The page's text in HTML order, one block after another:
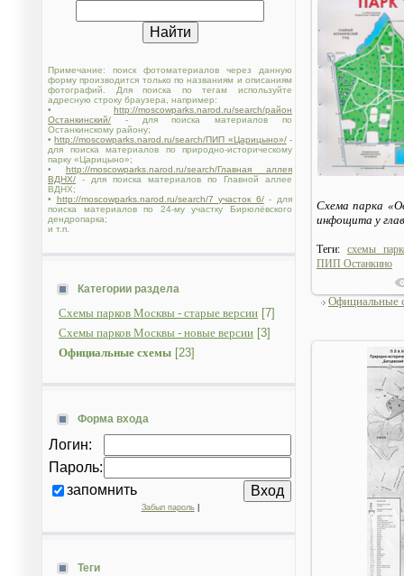
Примечание: поиск фотоматериалов через данную
форму производится только по названиям и описаниям
фотографий. Для поиска по тегам используйте
адресную строку браузера, например:
• http://moscowparks.narod.ru/search/район
Останкинский/ - для поиска материалов по
Останкинскому району;
•http://moscowparks.narod.ru/search/ПИП «Царицыно»/-
для поиска материалов по природно-историческому
парку «Царицыно»;
• http://moscowparks.narod.ru/search/Главная аллея
ВДНХ/ - для поиска материалов по Главной аллее
ВДНХ;
• http://moscowparks.narod.ru/search/7 участок 6/- для
поиска материалов по 24-му участку Бирюлёвского
дендропарка;
и т.п.
Категории раздела
Схемы парков Москвы - старые версии [7]
Схемы парков Москвы - новые версии [3]
Официальные схемы [23]
Форма входа
Логин:
Пароль:
запомнить
Забыл пароль|
Теги
Схема парка
инфощита у
Теги: схемы
ПИП Останкино
Официальные